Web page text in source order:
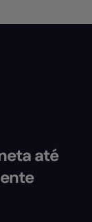
até